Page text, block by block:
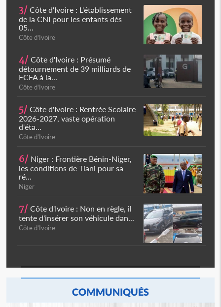
3/ Côte d'Ivoire : L'établissement
de la CNI pour les enfants dès
05...
Côte d'Ivoire
4/ Côte d'Ivoire : Présumé
détournement de 39 milliards de
FCFA à la...
Côte d'Ivoire
5/ Côte d'Ivoire : Rentrée Scolaire
2026-2027, vaste opération
d'éta...
Côte d'Ivoire
6/ Niger : Frontière Bénin-Niger,
les conditions de Tiani pour sa
ré...
Niger
7/ Côte d'Ivoire : Non en règle, il
tente d'insérer son véhicule dan...
Côte d'Ivoire
COMMUNIQUÉS